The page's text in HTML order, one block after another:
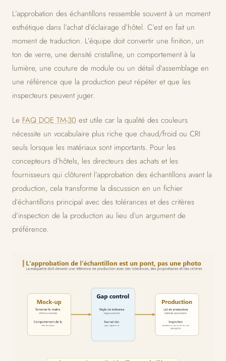
L’approbation des échantillons ressemble souvent à un moment
esthétique dans l’achat d’éclairage d’hôtel. C’est en fait un
moment de traduction. L’équipe doit convertir une finition, un
ton de verre, une densité cristalline, un comportement à la
lumière, une couture de module ou un détail d’assemblage en
une référence que la production peut répéter et que les
inspecteurs peuvent juger.
Le FAQ DOE TM-30 est utile car la qualité des couleurs
nécessite un vocabulaire plus riche que chaud/froid ou CRI
seuls lorsque les matériaux sont importants. Pour les
concepteurs d’hôtels, les directeurs des achats et les
fournisseurs qui clôturent l’approbation des échantillons avant la
production, cela transforme la discussion en un fichier
d’échantillons principal avec des tolérances et des critères
d’inspection de la production au lieu d’un argument de
préférence.